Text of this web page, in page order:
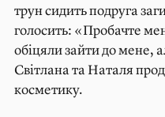
трун сидить подруга
голосить: «Пробачте
обіцяли зайти до мене,
Світлана та Наталя
косметику.